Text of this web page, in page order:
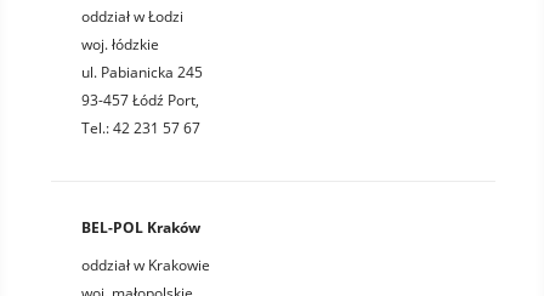
oddział w Łodzi
woj. łódzkie
ul. Pabianicka 245
93-457 Łódź Port,
Tel.: 42 231 57 67
BEL-POL Kraków
oddział w Krakowie